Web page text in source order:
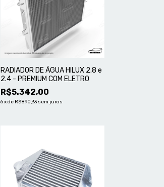
RADIADOR DE ÁGUA HILUX 2.8 e
2.4 - PREMIUM COM ELETRO
R$5.342,00
6 xde R$890,33 sem juros